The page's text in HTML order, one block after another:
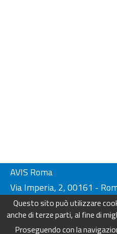
Questo sito può utilizzare
anche di terze parti, al fine di
Proseguendo con la
AVIS Roma
Via Imperia, 2, 00161 -
Tel. 06-44230134/
Fax. 06-44230136
info@avisroma.it -